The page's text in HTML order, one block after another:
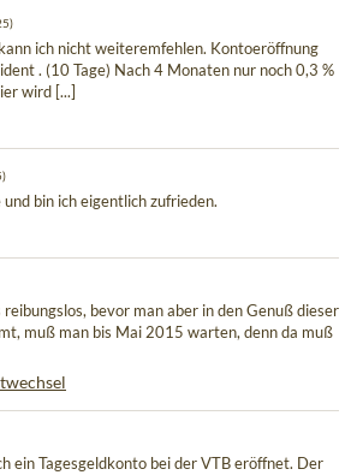
ich nicht weiteremfehlen. Kontoeröffnung
. (10 Tage) Nach 4 Monaten nur noch 0,3 %
wird [...]
bin ich eigentlich zufrieden.
bevor man aber in den Genuß dieser
muß man bis Mai 2015 warten, denn da muß
ein Tagesgeldkonto bei der VTB eröffnet. Der